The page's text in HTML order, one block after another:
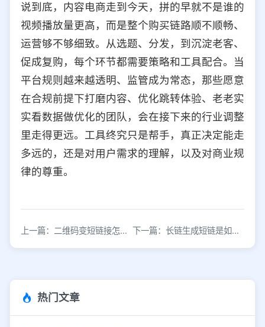
说到底，内容电商走到今天，拼的早就不是谁的
视频播放量更高，而是整个购买链路顺不顺畅、
运营够不够细致。从选题、分发，到沉淀老客、
促成复购，每个环节都需要策略和工具配合。当
平台规则越来越透明、监管成为常态，那些愿意
在合规前提下打磨内容、优化跳转体验、老老实
实看数据做优化的团队，会在接下来的行业调整
里走得更远。工具终究只是帮手，真正决定能走
多远的，还是对用户需求的理解，以及对商业规
律的尊重。
上一篇：二维码变短链接怎么转？短链接转换器 下一篇：长链生成短链是如何做到的？转短链接工具
热门文章